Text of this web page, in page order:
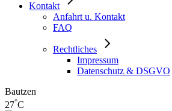
Kontakt
Anfahrt u. Kontakt
FAQ
Rechtliches
Impressum
Datenschutz & DSGVO
Bautzen
27°C